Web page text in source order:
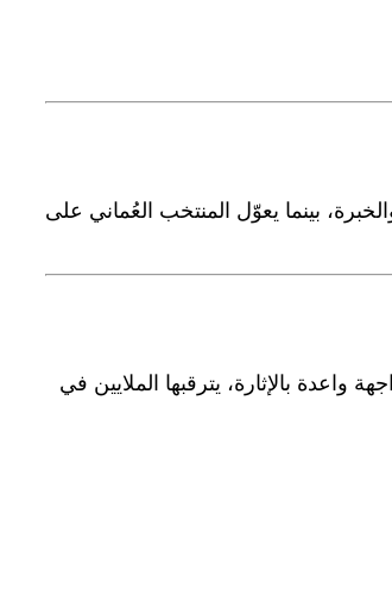
بينما يعوّل المنتخب العُماني على
واعدة بالإثارة، يترقبها الملايين في